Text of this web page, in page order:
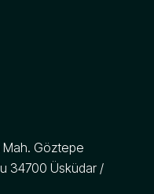
Göztepe
34700 Üsküdar /